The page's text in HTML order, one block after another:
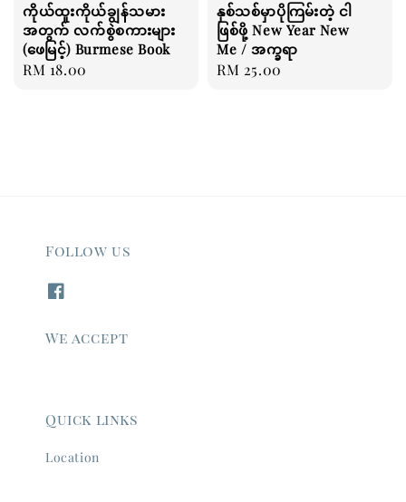
ကိုယ်ထူးကိုယ်ချွန်သမား
အတွက် လက်စွဲစကားများ
(ဖေမြင့်) Burmese Book
Regular
RM 18.00
နှစ်သစ်မှာပိုကြမ်းတဲ့ ငါ
ဖြစ်ဖို့ New Year New
Me / အက္ခရာ
Regular
RM 25.00
Follow us
We accept
Quick links
Location